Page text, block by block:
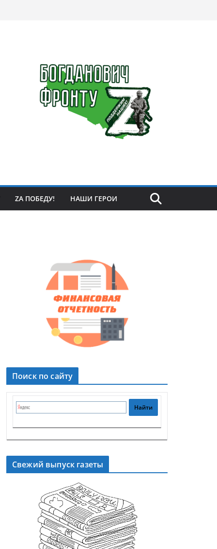
ZА ПОБЕДУ! НАШИ ГЕРОИ
Поиск по сайту
Свежий выпуск газеты